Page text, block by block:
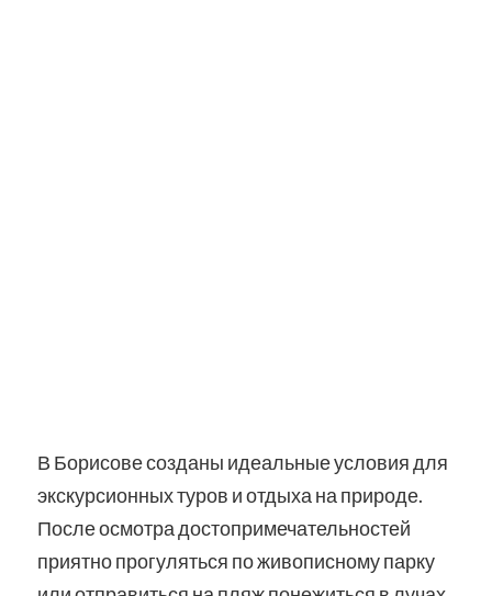
В Борисове созданы идеальные условия для
экскурсионных туров и отдыха на природе.
После осмотра достопримечательностей
приятно прогуляться по живописному парку